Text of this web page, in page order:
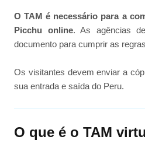
O TAM é necessário para a
Picchu online. As agências
documento para cumprir as
Os visitantes devem enviar a
sua entrada e saída do Peru.
O que é o TAM